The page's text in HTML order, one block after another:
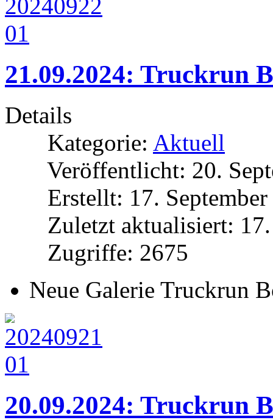
21.09.2024: Truckrun
Details
Kategorie: Aktuell
Veröffentlicht: 20.
Erstellt: 17.
Zuletzt aktualisiert:
Zugriffe: 2675
Neue Galerie Truckrun
20.09.2024: Truckrun